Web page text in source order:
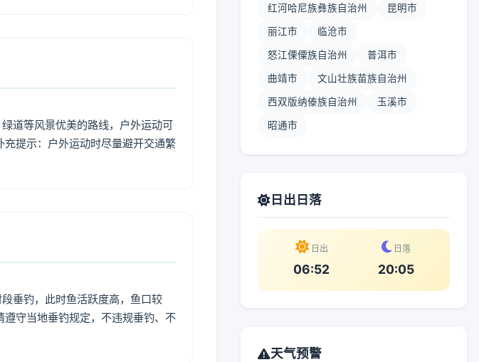
道等风景优美的路线，户外运动可
提示：户外运动时尽量避开交通繁
垂钓，此时鱼活跃度高，鱼口较
守当地垂钓规定，不违规垂钓、不
红河哈尼族彝族自治州 昆明市
丽江市 临沧市
怒江傈僳族自治州 普洱市
曲靖市 文山壮族苗族自治州
西双版纳傣族自治州 玉溪市
昭通市
日出日落
日出
06:52
日落
20:05
天气预警